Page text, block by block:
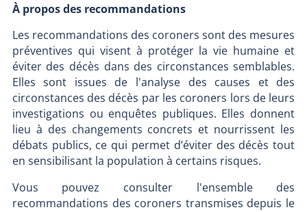
À propos des recommandations
Les recommandations des coroners sont des mesures
préventives qui visent à protéger la vie humaine et
éviter des décès dans des circonstances semblables.
Elles sont issues de l'analyse des causes et des
circonstances des décès par les coroners lors de leurs
investigations ou enquêtes publiques. Elles donnent
lieu à des changements concrets et nourrissent les
débats publics, ce qui permet d’éviter des décès tout
en sensibilisant la population à certains risques.
Vous pouvez consulter l'ensemble des
recommandations des coroners transmises depuis le